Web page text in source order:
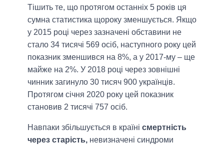
Тішить те, що протягом останніх 5 років ця
сумна статистика щороку зменшується. Якщо
у 2015 році через зазначені обставини не
стало 34 тисячі 569 осіб, наступного року цей
показник зменшився на 8%, а у 2017-му – ще
майже на 2%. У 2018 році через зовнішні
чинник загинуло 30 тисяч 900 українців.
Протягом січня 2020 року цей показник
становив 2 тисячі 757 осіб.
Навпаки збільшується в країні смертність
через старість, невизначені синдроми